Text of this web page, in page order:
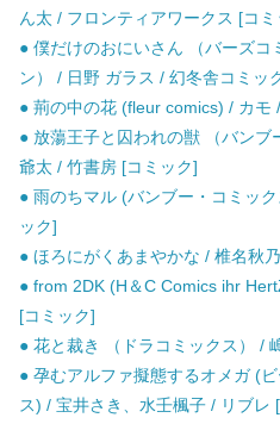
ん太 / フロンティアワークス [コミ
● 僕だけのおにいさん （バーズコ
ン） / 日野 ガラス / 幻冬舎コミッ
● 荊の中の花 (fleur comics) / カモ
● 放蕩王子と囚われの獣 （バン
爺太 / 竹書房 [コミック]
● 雨のちマル (バンブー・コミッ
ック]
● ほろにがくあまやかな / 椎名秋
● from 2DK (H＆C Comics ihr
[コミック]
● 花と裁き （ドラコミックス） /
● 孕むアルファ擬態するオメガ (
ス) / 宝井さき、水壬楓子 / リブレ